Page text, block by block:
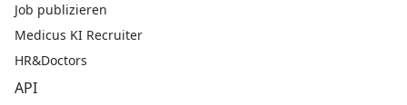
Job publizieren
Medicus KI Recruiter
HR&Doctors
API